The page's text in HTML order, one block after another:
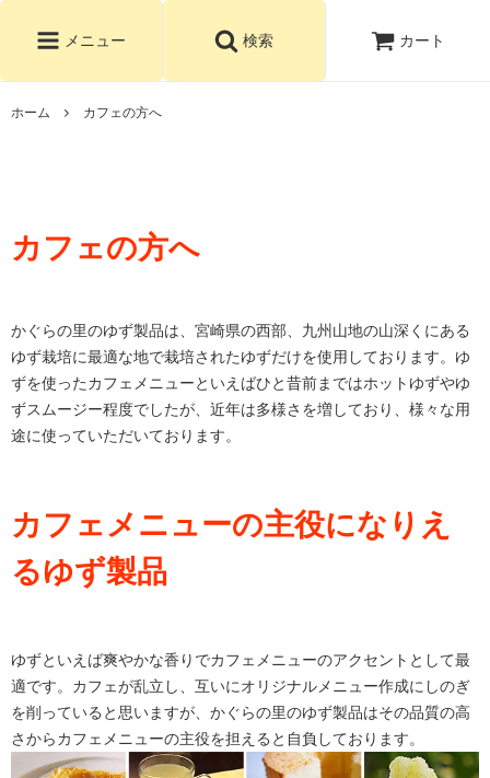
メニュー 検索 カート
ホーム カフェの方へ
カフェの方へ
かぐらの里のゆず製品は、宮崎県の西部、九州山地の山深くにある
ゆず栽培に最適な地で栽培されたゆずだけを使用しております。ゆ
ずを使ったカフェメニューといえばひと昔前まではホットゆずやゆ
ずスムージー程度でしたが、近年は多様さを増しており、様々な用
途に使っていただいております。
カフェメニューの主役になりえ
るゆず製品
ゆずといえば爽やかな香りでカフェメニューのアクセントとして最
適です。カフェが乱立し、互いにオリジナルメニュー作成にしのぎ
を削っていると思いますが、かぐらの里のゆず製品はその品質の高
さからカフェメニューの主役を担えると自負しております。